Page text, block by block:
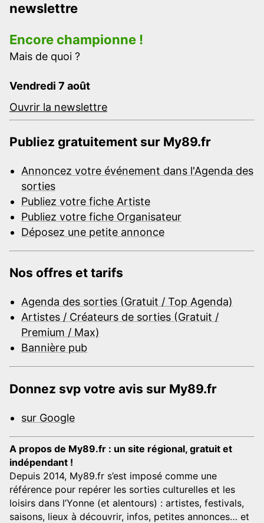
newslettre
Encore championne !
Mais de quoi ?
Vendredi 7 août
Ouvrir la newslettre
Publiez gratuitement sur My89.fr
Annoncez votre événement dans l'Agenda des
sorties
Publiez votre fiche Artiste
Publiez votre fiche Organisateur
Déposez une petite annonce
Nos offres et tarifs
Agenda des sorties (Gratuit / Top Agenda)
Artistes / Créateurs de sorties (Gratuit /
Premium / Max)
Bannière pub
Donnez svp votre avis sur My89.fr
sur Google
A propos de My89.fr : un site régional, gratuit et
indépendant !
Depuis 2014, My89.fr s’est imposé comme une
référence pour repérer les sorties culturelles et les
loisirs dans l’Yonne (et alentours) : artistes, festivals,
saisons, lieux à découvrir, infos, petites annonces… et